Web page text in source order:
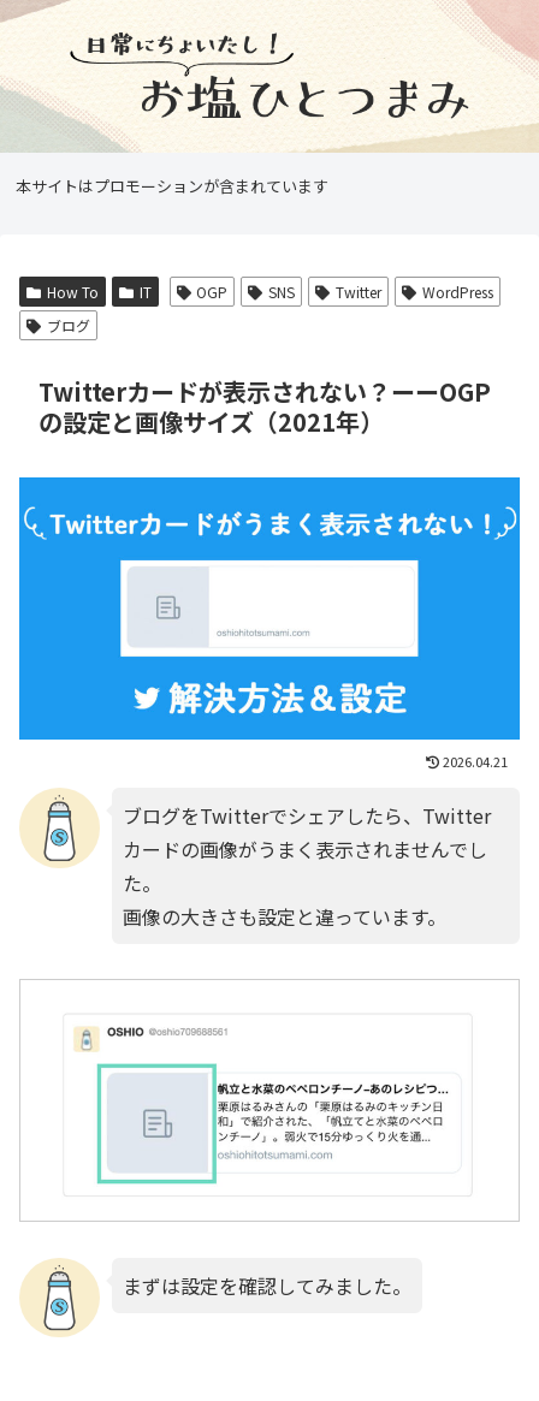
本サイトはプロモーションが含まれています
How To IT OGP SNS Twitter
WordPress
ブログ
Twitterカードが表示されない？ーーOGP
の設定と画像サイズ（2021年）
2026.04.21
ブログをTwitterでシェアしたら、Twitter
カードの画像がうまく表示されませんでし
た。
画像の大きさも設定と違っています。
まずは設定を確認してみました。